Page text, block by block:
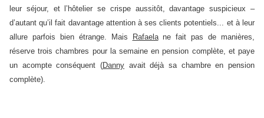
leur séjour, et l’hôtelier se crispe aussitôt, davantage suspicieux –
d’autant qu’il fait davantage attention à ses clients potentiels... et à leur
allure parfois bien étrange. Mais
Rafaelane fait pas de manières,
réserve trois chambres pour la semaine en pension complète, et paye
un acompte conséquent (Danny avait déjà sa chambre en pension
complète).